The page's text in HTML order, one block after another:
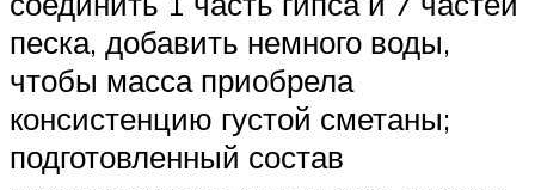
песка, добавить немного воды,
чтобы масса приобрела
консистенцию густой сметаны;
подготовленный состав